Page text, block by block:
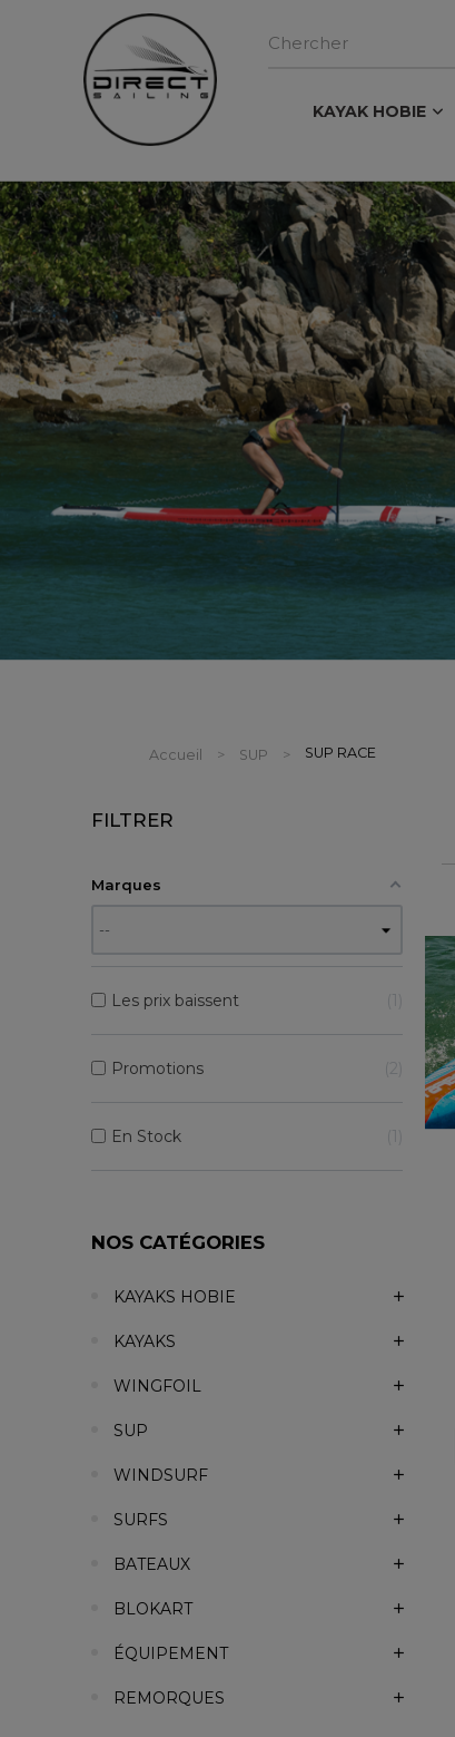
KAYAK HOBIE
Accueil SUP SUP RACE
FILTRER
Marques
Les prix baissent 1
Promotions
En Stock 1
NOS CATÉGORIES
KAYAKS HOBIE
KAYAKS
WINGFOIL
SUP
WINDSURF
SURFS
BATEAUX
BLOKART
ÉQUIPEMENT
REMORQUES